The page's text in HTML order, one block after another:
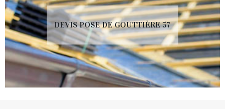
DEVIS POSE DE GOUTTIÈRE 57